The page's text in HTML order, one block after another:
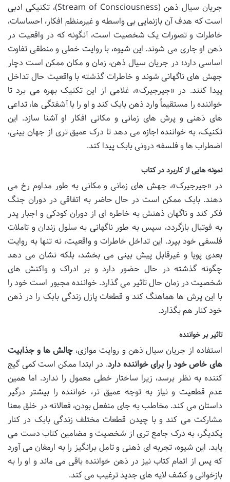
جریان سیال ذهن (Stream of Consciousness)، تکنیکی ادبی
است که هدف آن بازنمایی بی واسطه و غیرمنظم افکار، احساسات،
خاطرات و تصورات یک شخصیت است، آنگونه که در واقعیت در
ذهن او جاری می شوند. این شیوه، با روایت خطی و منطقی تفاوت
اساسی دارد؛ در جریان سیال ذهن، زمان و مکان ممکن است دچار
جهش های ناگهانی شوند و خاطرات گذشته با واقعیت حال تداخل
پیدا کنند. در «جیرجیرک»، غلامی از این تکنیک بهره می برد تا
خواننده را مستقیماً وارد ذهن بابک کند و او را با آشفتگی ها، تداعی
های ذهنی و پرش های زمانی و مکانی افکار او آشنا سازد. این
تکنیک، به خواننده اجازه می دهد تا درک عمیق تری از جهان بینی،
اضطراب ها و فلسفه درونی بابک پیدا کند.
نمونه هایی از کاربرد در کتاب
در «جیرجیرک»، جهش های زمانی و مکانی به طور مداوم رخ می
دهند. بابک ممکن است در حال حاضر به اتفاقی در دوران جنگ
فکر کند و ناگهان ذهنش به خاطره ای از دوران کودکی و اجبار پدر
به فوتبال بازگردد، سپس به طور ناگهانی به سلول زندان و تاملات
فلسفی خود بپرد. این تداخل خاطرات و واقعیت، نه تنها به روایت
بعدی پویا و غیرقابل پیش بینی می بخشد، بلکه نشان می دهد
چگونه گذشته در حال حضور دارد و بر ادراک و واکنش های
شخصیت در زمان حال تاثیر می گذارد. خواننده مجبور است خود را
با این پرش ها هماهنگ کند و قطعات پازل زندگی بابک را در ذهن
خود کنار هم بگذارد.
تاثیر بر خواننده
استفاده از جریان سیال ذهن و روایت موازی، چالش ها و جذابیت
های خاص خود را برای خواننده دارد. در ابتدا ممکن است کمی گیج
کننده به نظر برسد، زیرا ساختار خطی معمول را ندارد. اما همین
عدم قطعیت و نیاز به توجه عمیق تر، خواننده را بیشتر درگیر
داستان می کند. مخاطب به جای منفعل بودن، فعالانه در خلق معنا
مشارکت می کند و با چیدن قطعات مختلف زندگی بابک در کنار
یکدیگر، به درک جامع تری از شخصیت و مضامین کتاب دست می
یابد. این شیوه، تجربه ای ذهنی و تامل برانگیز را به ارمغان می آورد
که پس از اتمام کتاب نیز در ذهن خواننده باقی می ماند و او را به
بازخوانی و کشف لایه های جدید ترغیب می کند.